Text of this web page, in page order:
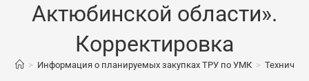
Актюбинской области».
Корректировка
> Информация о планируемых закупках ТРУ по УМК >